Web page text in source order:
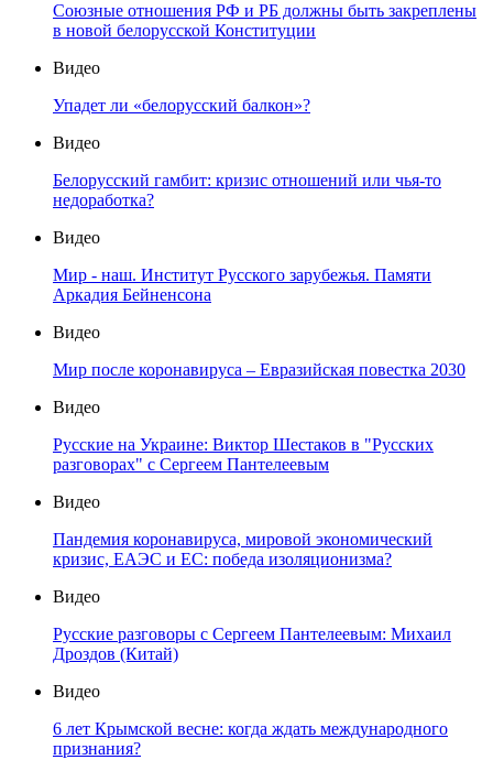
Союзные отношения РФ и РБ должны быть закреплены
в новой белорусской Конституции
Видео
Упадет ли «белорусский балкон»?
Видео
Белорусский гамбит: кризис отношений или чья-то
недоработка?
Видео
Мир - наш. Институт Русского зарубежья. Памяти
Аркадия Бейненсона
Видео
Мир после коронавируса – Евразийская повестка 2030
Видео
Русские на Украине: Виктор Шестаков в "Русских
разговорах" с Сергеем Пантелеевым
Видео
Пандемия коронавируса, мировой экономический
кризис, ЕАЭС и ЕС: победа изоляционизма?
Видео
Русские разговоры с Сергеем Пантелеевым: Михаил
Дроздов (Китай)
Видео
6 лет Крымской весне: когда ждать международного
признания?